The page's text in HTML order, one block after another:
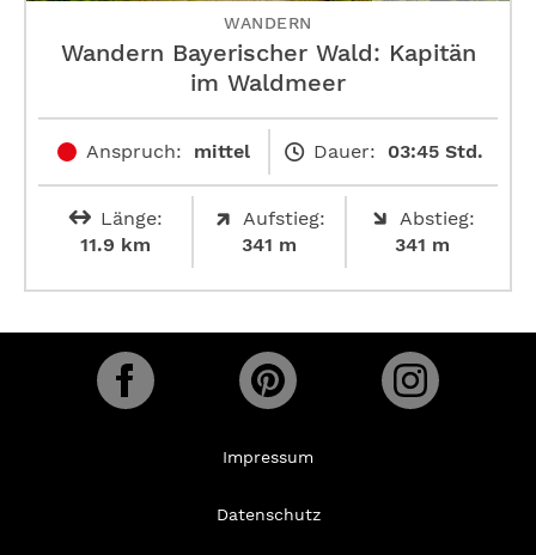
WANDERN
Wandern Bayerischer Wald: Kapitän
im Waldmeer
Anspruch: mittel Dauer: 03:45 Std.
Länge:
11.9 km
Aufstieg:
341 m
Abstieg:
341 m
Impressum
Datenschutz